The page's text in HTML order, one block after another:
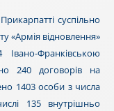
суспільно
«Армія відновлення»
Франківською
240 договорів на
1403 особи з числа
135 внутрішньо